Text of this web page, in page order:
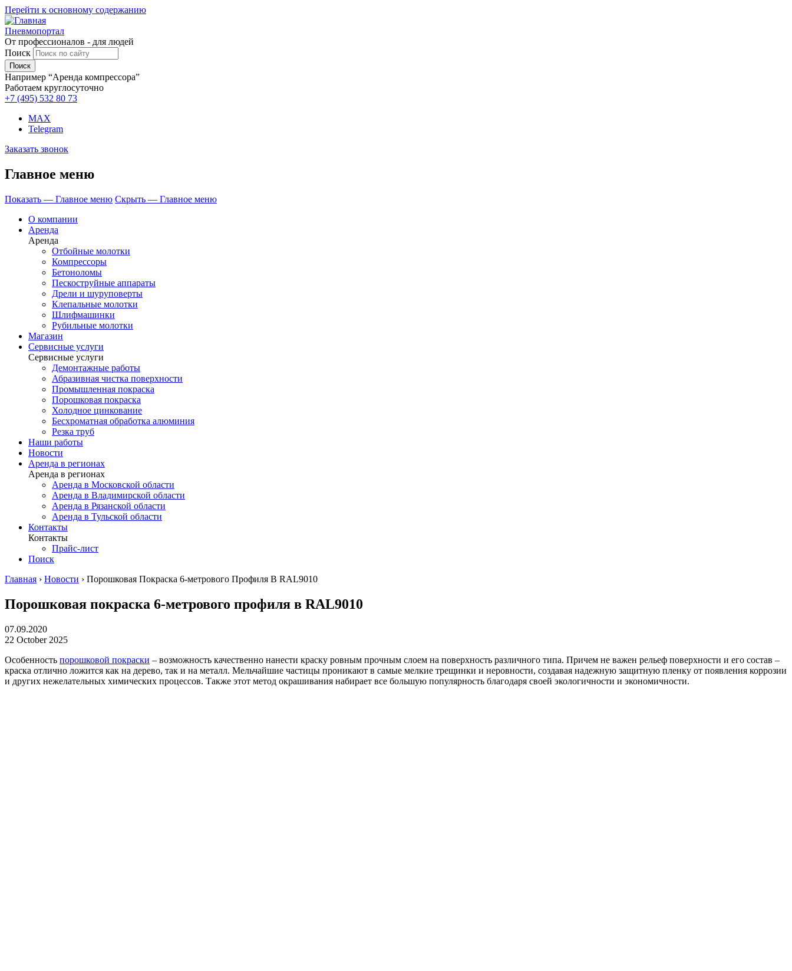
Перейти к основному содержанию
Пневмопортал
От профессионалов - для людей
Поиск
Например “Аренда компрессора”
Работаем круглосуточно
+7 (495) 532 80 73
MAX
Telegram
Заказать звонок
Главное меню
Показать — Главное меню Скрыть — Главное меню
О компании
Аренда
Аренда
Отбойные молотки
Компрессоры
Бетоноломы
Пескоструйные аппараты
Дрели и шуруповерты
Клепальные молотки
Шлифмашинки
Рубильные молотки
Магазин
Сервисные услуги
Сервисные услуги
Демонтажные работы
Абразивная чистка поверхности
Промышленная покраска
Порошковая покраска
Холодное цинкование
Бесхроматная обработка алюминия
Резка труб
Наши работы
Новости
Аренда в регионах
Аренда в регионах
Аренда в Московской области
Аренда в Владимирской области
Аренда в Рязанской области
Аренда в Тульской области
Контакты
Контакты
Прайс-лист
Поиск
Главная › Новости › Порошковая Покраска 6-метрового Профиля В RAL9010
Порошковая покраска 6-метрового профиля в RAL9010
07.09.2020
22 October 2025
Особенность порошковой покраски – возможность качественно нанести краску ровным прочным слоем на поверхность различного типа. Причем не важен рельеф поверхности и его состав –
краска отлично ложится как на дерево, так и на металл. Мельчайшие частицы проникают в самые мелкие трещинки и неровности, создавая надежную защитную пленку от появления коррозии
и других нежелательных химических процессов. Также этот метод окрашивания набирает все большую популярность благодаря своей экологичности и экономичности.